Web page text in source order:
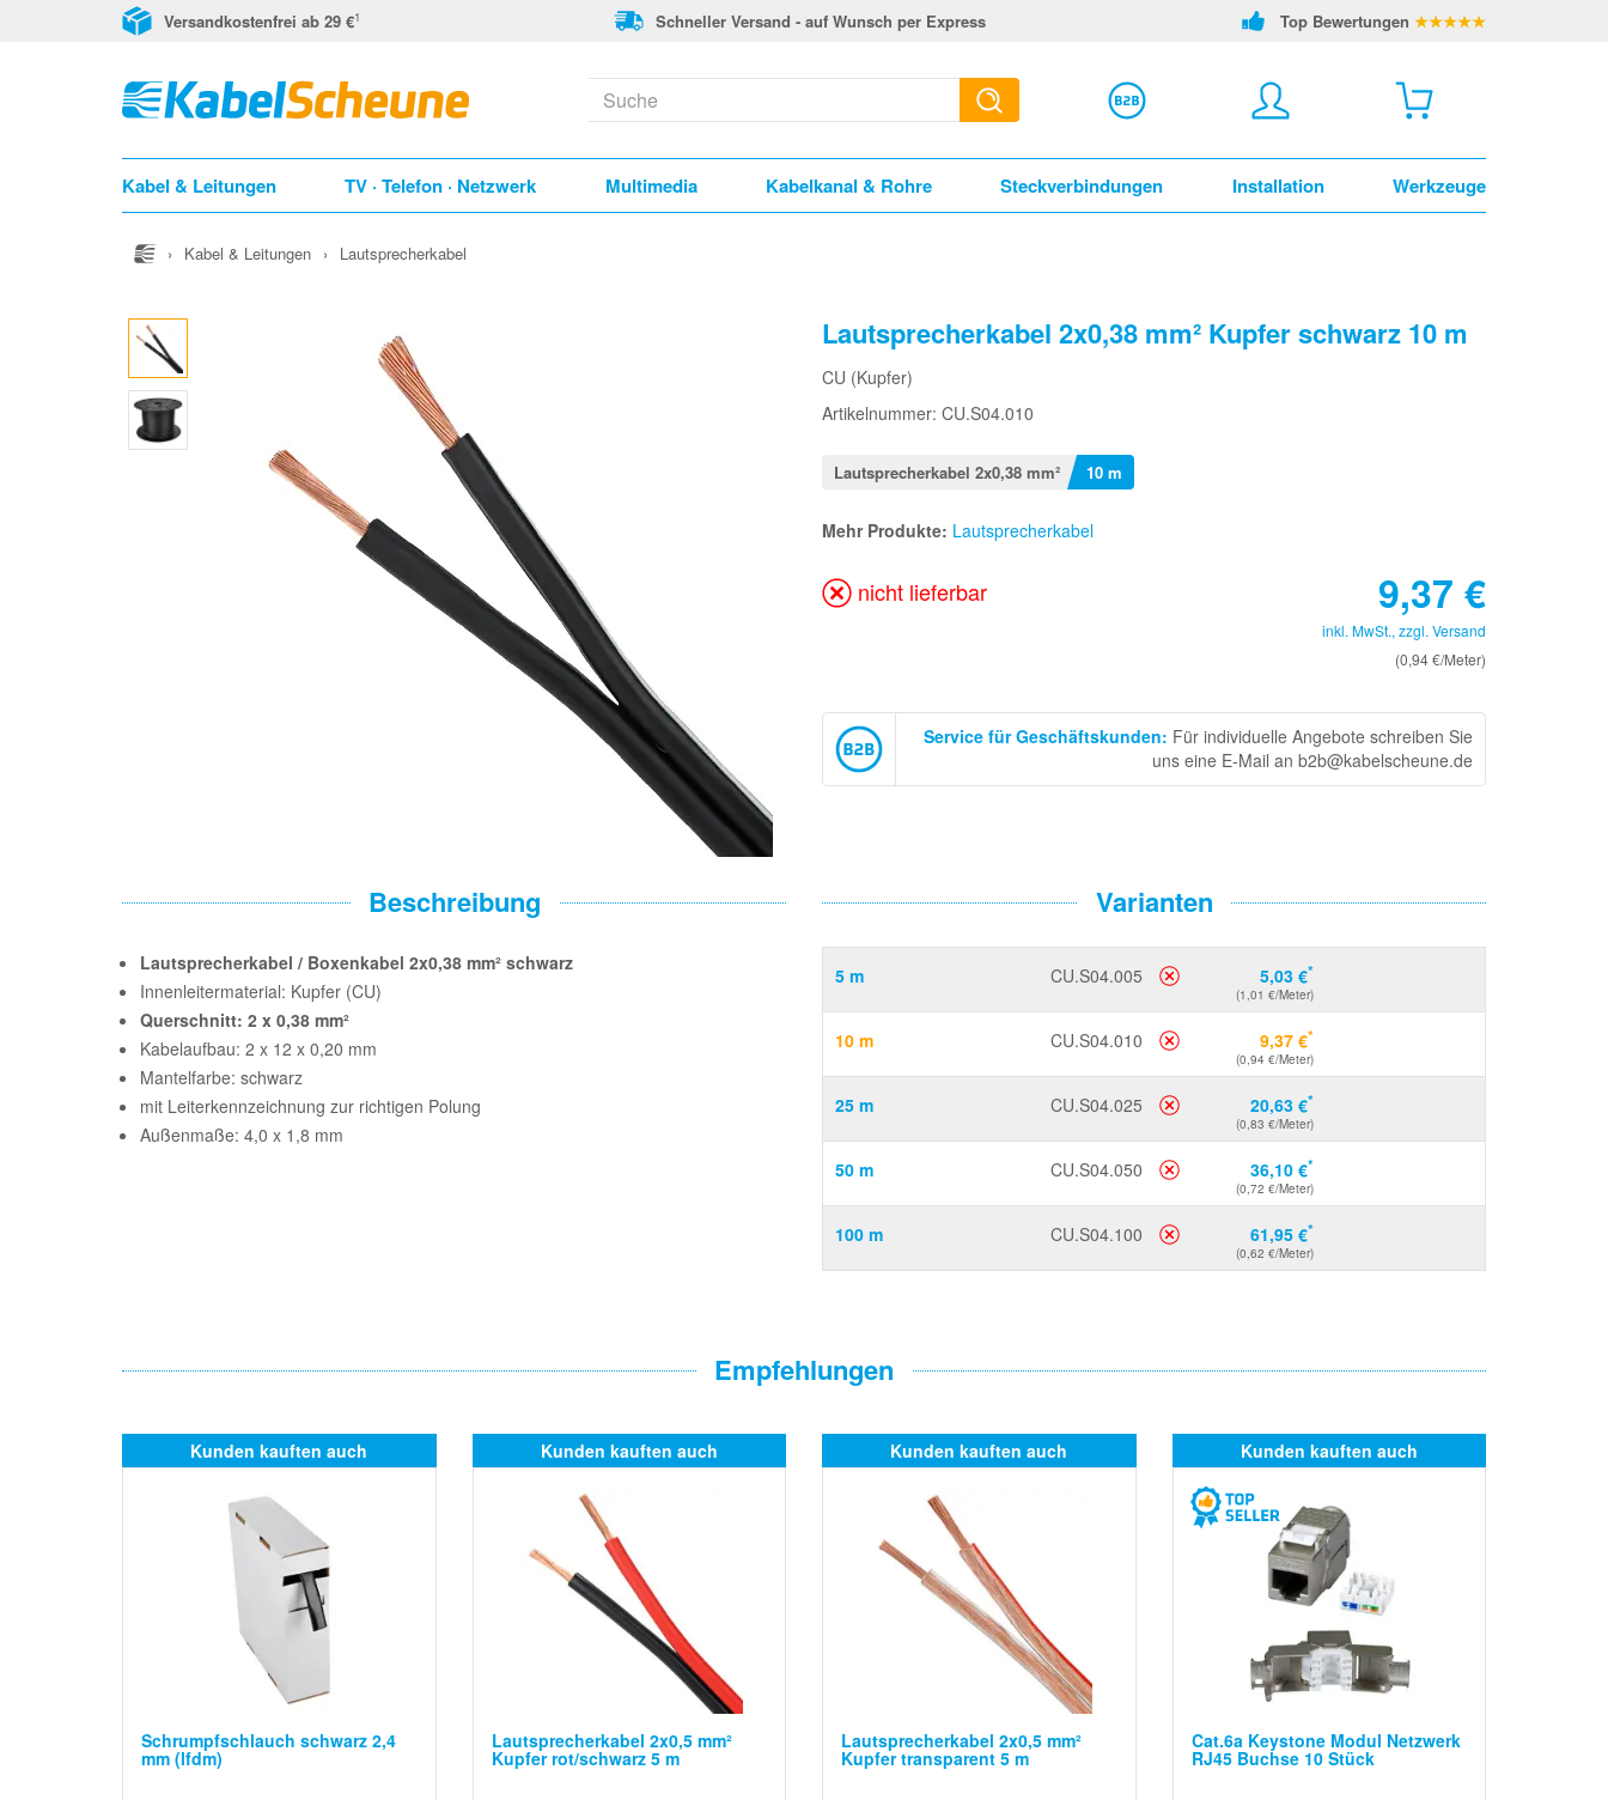
Versandkostenfrei ab 29 €1 Schneller Versand - auf Wunsch per Express Top Bewertungen ★★★★★
Kabel & Leitungen TV · Telefon · Netzwerk Multimedia Kabelkanal & Rohre Steckverbindungen Installation Werkzeuge
› Kabel & Leitungen › Lautsprecherkabel
Lautsprecherkabel 2x0,38 mm² Kupfer schwarz 10 m
CU (Kupfer)
Artikelnummer: CU.S04.010
Lautsprecherkabel 2x0,38 mm² 10 m
Mehr Produkte: Lautsprecherkabel
nicht lieferbar 9,37 €
inkl. MwSt., zzgl. Versand
(0,94 €/Meter)
Service für Geschäftskunden: Für individuelle Angebote schreiben Sie
uns eine E-Mail an b2b@kabelscheune.de
Varianten
5 m CU.S04.005 5,03 €*
(1,01 €/Meter)
10 m CU.S04.010 9,37 €*
(0,94 €/Meter)
25 m CU.S04.025 20,63 €*
(0,83 €/Meter)
50 m CU.S04.050 36,10 €*
(0,72 €/Meter)
100 m CU.S04.100 61,95 €*
(0,62 €/Meter)
Beschreibung
Lautsprecherkabel / Boxenkabel 2x0,38 mm² schwarz
Innenleitermaterial: Kupfer (CU)
Querschnitt: 2 x 0,38 mm²
Kabelaufbau: 2 x 12 x 0,20 mm
Mantelfarbe: schwarz
mit Leiterkennzeichnung zur richtigen Polung
Außenmaße: 4,0 x 1,8 mm
Empfehlungen
Kunden kauften auch
Schrumpfschlauch schwarz 2,4
mm (lfdm)
Kunden kauften auch
Lautsprecherkabel 2x0,5 mm²
Kupfer rot/schwarz 5 m
Kunden kauften auch
Lautsprecherkabel 2x0,5 mm²
Kupfer transparent 5 m
Kunden kauften auch
Cat.6a Keystone Modul Netzwerk
RJ45 Buchse 10 Stück